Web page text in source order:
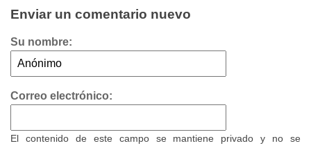
Enviar un comentario nuevo
Su nombre:
Correo electrónico:
El contenido de este campo se mantiene privado y no se